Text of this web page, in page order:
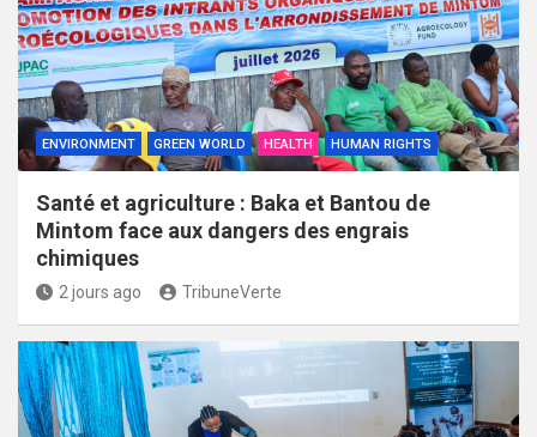
ENVIRONMENT GREEN WORLD HEALTH HUMAN RIGHTS
Santé et agriculture : Baka et Bantou de
Mintom face aux dangers des engrais
chimiques
2 jours ago TribuneVerte